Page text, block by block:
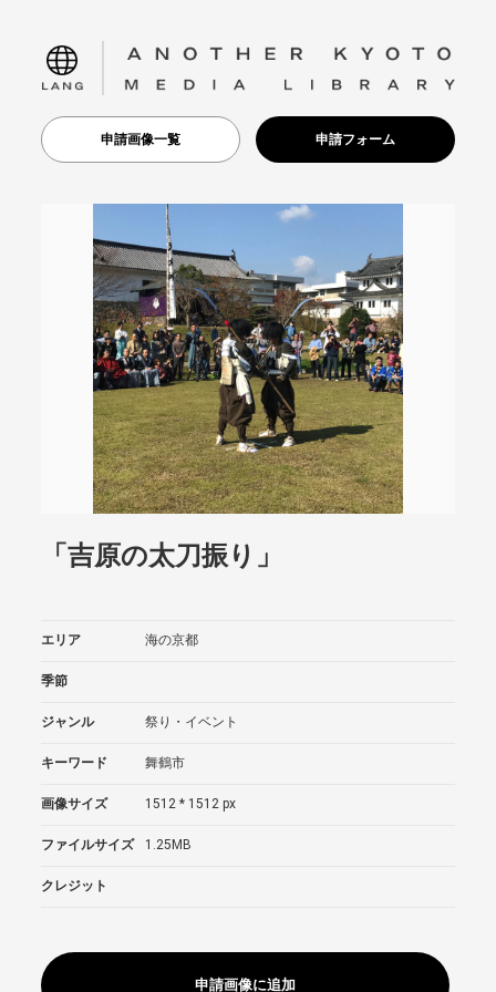
language
申請画像一覧 申請フォーム
「吉原の太刀振り」
エリア 海の京都
季節
ジャンル 祭り・イベント
キーワード 舞鶴市
画像サイズ 1512 * 1512 px
ファイルサイズ 1.25MB
クレジット
申請画像に追加